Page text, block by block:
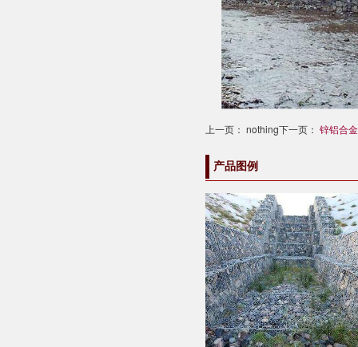
上一页： nothing下一页： 锌铝合
产品图例